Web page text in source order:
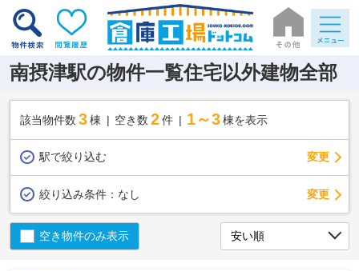
南摂津駅の物件一覧住宅以外建物全部
該当物件数 3棟 空き数 2 件 1～3 棟を表示
駅で絞り込む 変更
絞り込み条件： なし 変更
空き物件のみ表示